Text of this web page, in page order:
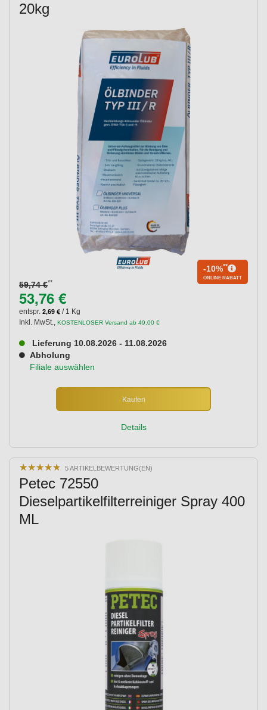
20kg
59,74 €**
-10%**
ONLINE RABATT
53,76 €
entspr. 2,69 € / 1 Kg
Inkl. MwSt., KOSTENLOSER Versand ab 49,00 €
Lieferung 10.08.2026 - 11.08.2026
Abholung
Filiale auswählen
Kaufen
Details
★★★★★
★★★★★ 5 ARTIKELBEWERTUNG(EN)
Petec 72550
Dieselpartikelfilterreiniger Spray 400
ML